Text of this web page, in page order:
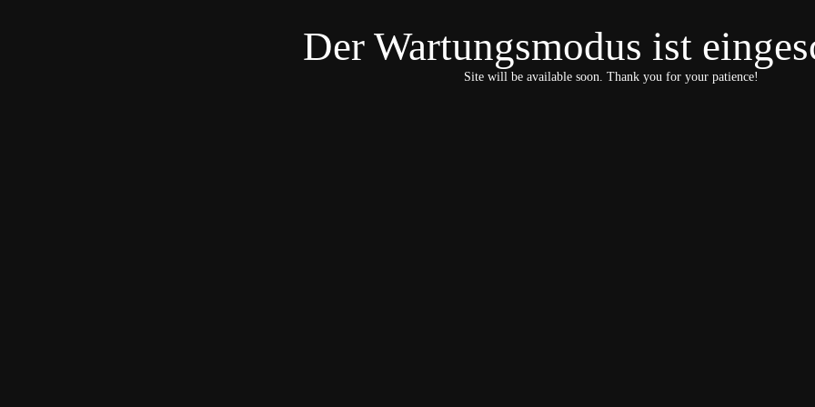
Der Wartungsmodus ist
Site will be available soon. Thank you for your patience!